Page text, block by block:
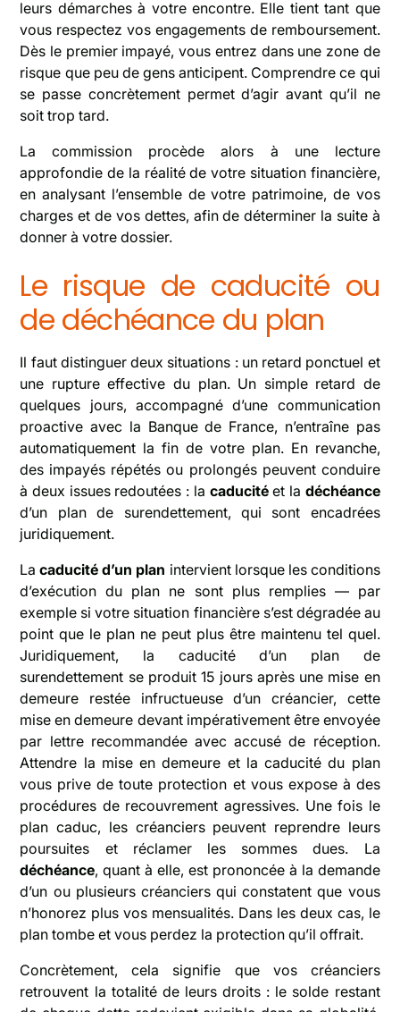
leurs démarches à votre encontre. Elle tient tant que
vous respectez vos engagements de remboursement.
Dès le premier impayé, vous entrez dans une zone de
risque que peu de gens anticipent. Comprendre ce qui
se passe concrètement permet d’agir avant qu’il ne
soit trop tard.
La commission procède alors à une lecture
approfondie de la réalité de votre situation financière,
en analysant l’ensemble de votre patrimoine, de vos
charges et de vos dettes, afin de déterminer la suite à
donner à votre dossier.
Le risque de caducité ou
de déchéance du plan
Il faut distinguer deux situations : un retard ponctuel et
une rupture effective du plan. Un simple retard de
quelques jours, accompagné d’une communication
proactive avec la Banque de France, n’entraîne pas
automatiquement la fin de votre plan. En revanche,
des impayés répétés ou prolongés peuvent conduire
à deux issues redoutées : la caducitéet la déchéance
d’un plan de surendettement, qui sont encadrées
juridiquement.
Lacaducité d’un plan intervient lorsque les conditions
d’exécution du plan ne sont plus remplies — par
exemple si votre situation financière s’est dégradée au
point que le plan ne peut plus être maintenu tel quel.
Juridiquement, la caducité d’un plan de
surendettement se produit 15 jours après une mise en
demeure restée infructueuse d’un créancier, cette
mise en demeure devant impérativement être envoyée
par lettre recommandée avec accusé de réception.
Attendre la mise en demeure et la caducité du plan
vous prive de toute protection et vous expose à des
procédures de recouvrement agressives. Une fois le
plan caduc, les créanciers peuvent reprendre leurs
poursuites et réclamer les sommes dues. La
déchéance, quant à elle, est prononcée à la demande
d’un ou plusieurs créanciers qui constatent que vous
n’honorez plus vos mensualités. Dans les deux cas, le
plan tombe et vous perdez la protection qu’il offrait.
Concrètement, cela signifie que vos créanciers
retrouvent la totalité de leurs droits : le solde restant